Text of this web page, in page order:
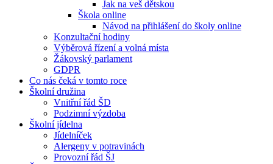
Jak na veš dětskou
Škola online
Návod na přihlášení do školy online
Konzultační hodiny
Výběrová řízení a volná místa
Žákovský parlament
GDPR
Co nás čeká v tomto roce
Školní družina
Vnitřní řád ŠD
Podzimní výzdoba
Školní jídelna
Jídelníček
Alergeny v potravinách
Provozní řád ŠJ